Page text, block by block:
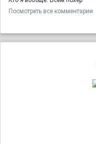
Посмотреть все комментарии